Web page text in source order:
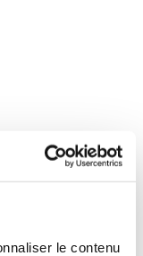
le contenu